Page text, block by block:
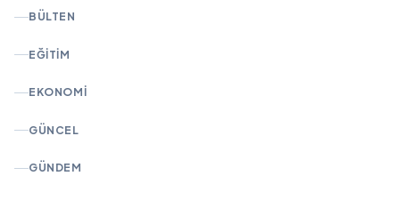
BÜLTEN
EĞITIM
EKONOMI
GÜNCEL
GÜNDEM